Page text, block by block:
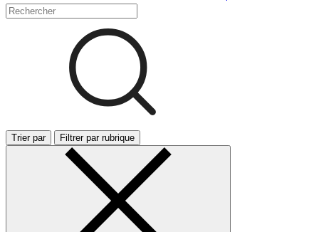
Trier par Filtrer par rubrique